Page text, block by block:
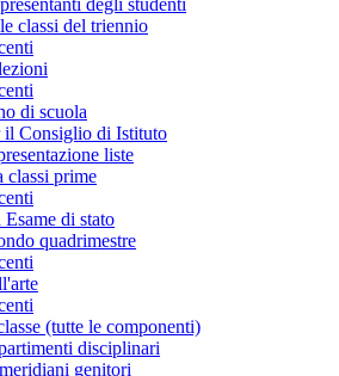
degli studenti
classi del triennio
di scuola
il Consiglio di Istituto
liste
classi prime
di stato
quadrimestre
(tutte le componenti)
disciplinari
genitori